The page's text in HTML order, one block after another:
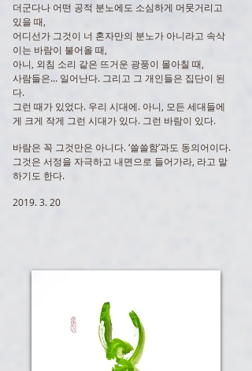
더군다나 어떤 공적 분노에도 소심하게 머뭇거리고
있을 때,
어디선가 그것이 너 혼자만의 분노가 아니라고 속삭
이는 바람이 불어올 때,
아니, 외침 소리 같은 뜨거운 광풍이 몰아칠 때,
사람들은… 일어난다. 그리고 그 개인들은 집단이 된
다.
그런 때가 있었다. 우리 시대에. 아니, 모든 세대들에
게 크게 작게 그런 시대가 있다. 그런 바람이 있다.
바람은 꼭 그것만은 아니다. ‘쓸쓸함’과도 동의어이다.
그것은 서정을 자극하고 내면으로 들어가라, 라고 말
하기도 한다.
2019. 3. 20